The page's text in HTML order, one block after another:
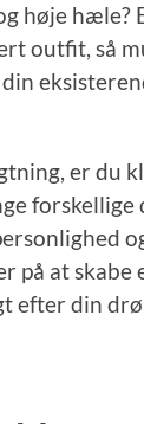
høje hæle?
outfit, så
er du
på at
efter din